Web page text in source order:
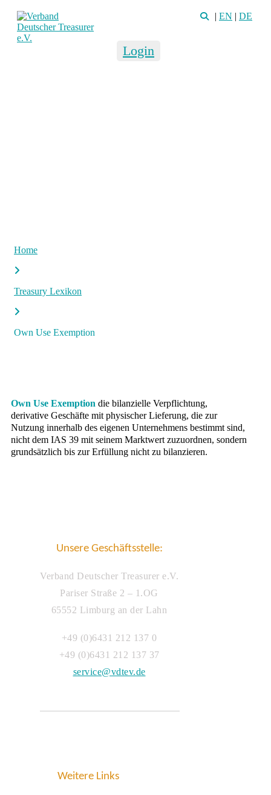
| EN | DE
Login
Home
Treasury Lexikon
Own Use Exemption
Own Use Exemption die bilanzielle Verpflichtung,
derivative Geschäfte mit physischer Lieferung, die zur
Nutzung innerhalb des eigenen Unternehmens bestimmt sind,
nicht dem IAS 39 mit seinem Marktwert zuzuordnen, sondern
grundsätzlich bis zur Erfüllung nicht zu bilanzieren.
Unsere Geschäftsstelle:
Verband Deutscher Treasurer e.V.
Pariser Straße 2 – 1.OG
65552 Limburg an der Lahn
+49 (0)6431 212 137 0
+49 (0)6431 212 137 37
service@vdtev.de
Weitere Links